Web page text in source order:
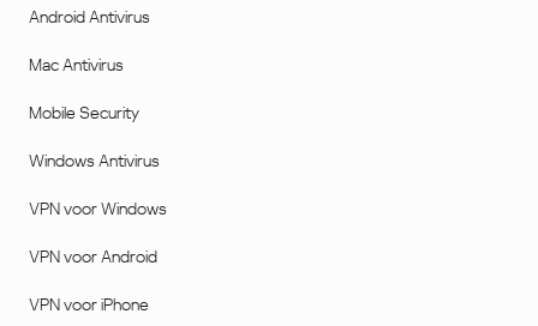
Android Antivirus
Mac Antivirus
Mobile Security
Windows Antivirus
VPN voor Windows
VPN voor Android
VPN voor iPhone